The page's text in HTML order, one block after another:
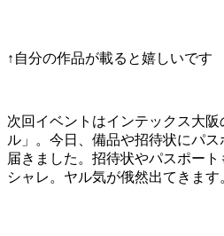
↑自分の作品が載ると嬉しいです
次回イベントはインテックス大
ル」。今日、備品や招待状にパ
届きました。招待状やパスポー
シャレ。ヤル気が俄然出てきます